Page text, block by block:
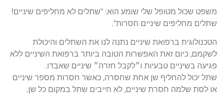
משפט שכול מטופל שלי שומע הוא: "שתלים לא מחליפים שיניים!
שתלים מחליפים שיניים חסרות".
הטכנולוגית ברפואת שיניים נתנה לנו את השתלים והיכולת
לשקמם, כיום זאת האפשרות הטובה ביותר ברפואת השיניים ללא
פגיעה בשיניים טבעיות ו״לקבל חזרה״ שיניים שאבדו.
שתל יכול להחליף שן אחת שחסרה, כאשר חסרות מספר שיניים
או לסת שלמה חסרת שיניים, לא חייבים שתל במקום כל שן.